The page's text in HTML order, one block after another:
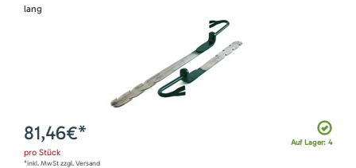
lang
Auf Lager: 4
81,46€*
pro Stück
*inkl. MwSt zzgl. Versand